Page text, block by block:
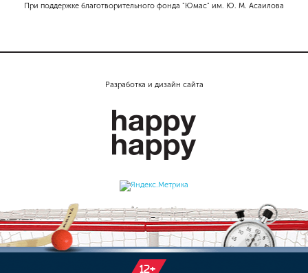
При поддержке благотворительного фонда "Юмас" им. Ю. М. Асаилова
Разработка и дизайн сайта
12+